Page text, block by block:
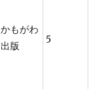
かもがわ
出版
5